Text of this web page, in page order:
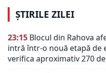
ȘTIRILE ZILEI
23:15 Blocul din Rahova
intră într-o nouă etapă de
verifica aproximativ 270